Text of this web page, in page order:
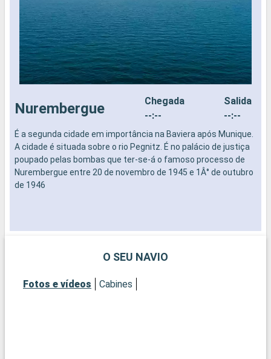
Nurembergue
Chegada
--:--
Salida
--:--
É a segunda cidade em importância na Baviera após Munique.
A cidade é situada sobre o rio Pegnitz. É no palácio de justiça
poupado pelas bombas que ter-se-á o famoso processo de
Nurembergue entre 20 de novembro de 1945 e 1Â° de outubro
de 1946
O SEU NAVIO
Fotos e vídeos Cabines